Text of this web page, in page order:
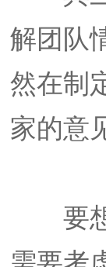
解团队
然在制
家的意
要想